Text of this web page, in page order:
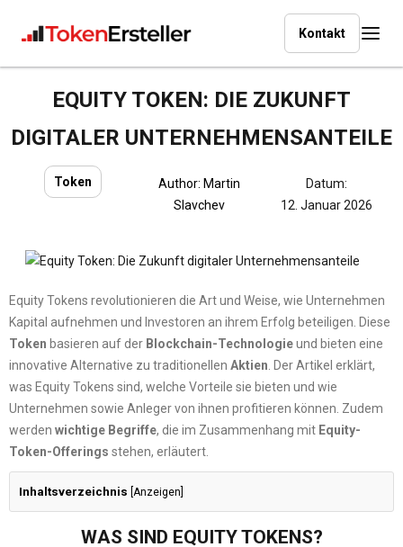
Kontakt
EQUITY TOKEN: DIE ZUKUNFT
DIGITALER UNTERNEHMENSANTEILE
Token Author: Martin
Slavchev
Datum:
12. Januar 2026
Equity Tokens revolutionieren die Art und Weise, wie Unternehmen
Kapital aufnehmen und Investoren an ihrem Erfolg beteiligen. Diese
Token basieren auf der Blockchain-Technologieund bieten eine
innovative Alternative zu traditionellen Aktien . Der Artikel erklärt,
was Equity Tokens sind, welche Vorteile sie bieten und wie
Unternehmen sowie Anleger von ihnen profitieren können. Zudem
werden wichtige Begriffe, die im Zusammenhang mit Equity-
Token-Offerings stehen, erläutert.
Inhaltsverzeichnis Anzeigen
WAS SIND EQUITY TOKENS?